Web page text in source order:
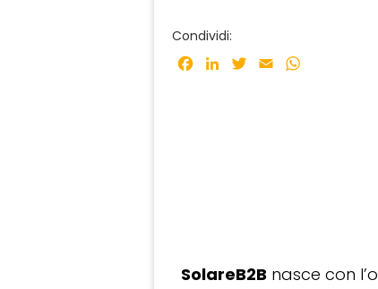
Condividi:
Facebook
LinkedInTwitter
Email
SolareB2B nasce con